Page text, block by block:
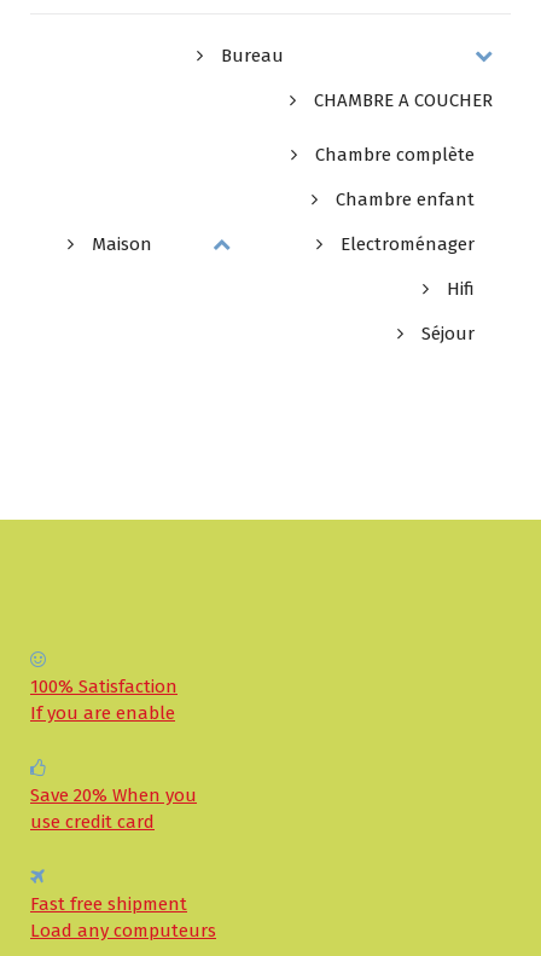
Bureau
CHAMBRE A COUCHER
Maison
Chambre complète
Chambre enfant
Electroménager
Hifi
Séjour
100% Satisfaction
If you are enable
Save 20% When you
use credit card
Fast free shipment
Load any computeurs